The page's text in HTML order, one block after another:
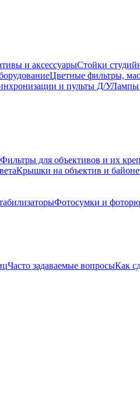
и аксессуарыСтойки
Цветные фильтры,
и пульты Д/УЛампы
Фильтры для объективов и их
Крышки на объектив и
Фотосумки и
Часто задаваемые вопросыКак